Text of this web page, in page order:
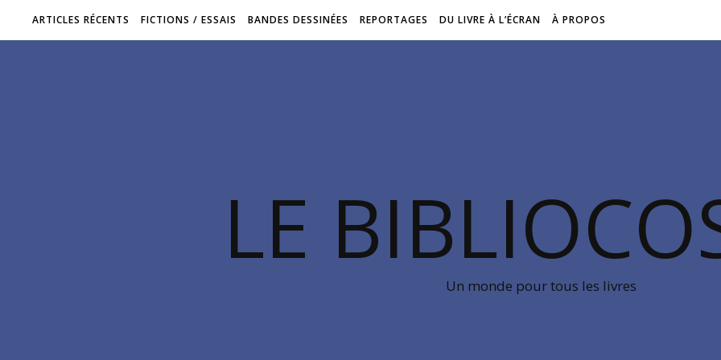
ARTICLES RÉCENTS FICTIONS / ESSAIS BANDES DESSINÉES REPORTAGES DU LIVRE À L’ÉCRAN À PROPOS
LE
Un monde pour tous les livres